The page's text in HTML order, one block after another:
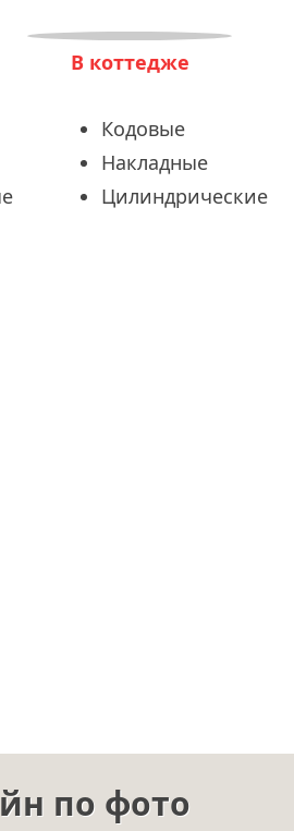
В коттедже
Кодовые
Накладные
Цилиндрические
по фото